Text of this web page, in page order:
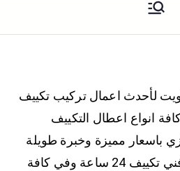
فني تكييف مركزي الكويت
لأحدث اعمال تركيب تكييف
انواع اعطال التكييف
باسعار مميزة وخبرة طويلة
في هذا المجال, يعمل فني تكييف 24 ساعة وفي كافة